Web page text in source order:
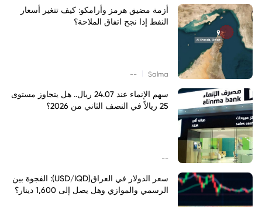
أزمة مضيق هرمز وأرامكو: كيف تتغير أسعار
النفط إذا نجح اتفاق الملاحة؟
Salma
--
سهم الإنماء عند 24.07 ريال.. هل يتجاوز مستوى
25 ريالاً في النصف الثاني من 2026؟
--
سعر الدولار في العراق(USD/IQD): الفجوة بين
الرسمي والموازي وهل يصل إلى 1,600 دينار؟